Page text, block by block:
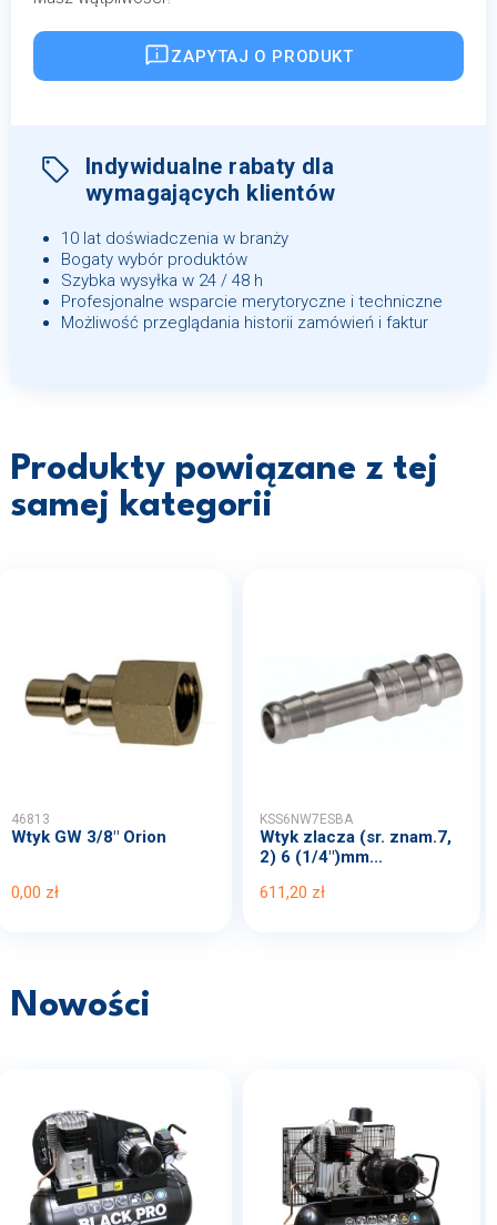
ZAPYTAJ O PRODUKT
Indywidualne rabaty dla
wymagających klientów
10 lat doświadczenia w branży
Bogaty wybór produktów
Szybka wysyłka w 24 / 48 h
Profesjonalne wsparcie merytoryczne i techniczne
Możliwość przeglądania historii zamówień i faktur
Produkty powiązane z tej
samej kategorii
46813
Wtyk GW 3/8" Orion
0,00 zł
KSS6NW7ESBA
Wtyk zlacza (sr. znam.7,
2) 6 (1/4")mm...
611,20 zł
Nowości